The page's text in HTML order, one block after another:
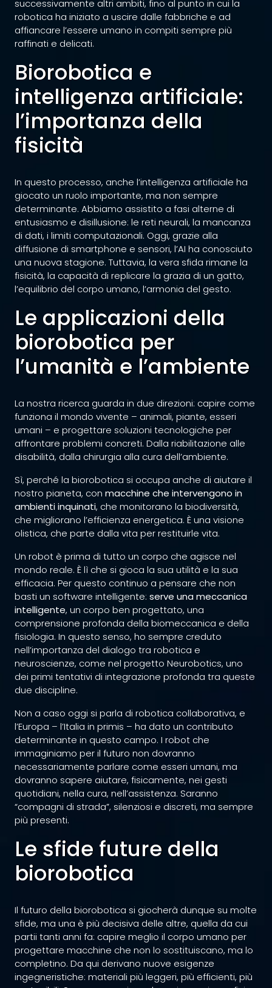
successivamente altri ambiti, fino al punto in cui la
robotica ha iniziato a uscire dalle fabbriche e ad
affiancare l’essere umano in compiti sempre più
raffinati e delicati.
Biorobotica e
intelligenza artificiale:
l’importanza della
fisicità
In questo processo, anche l’intelligenza artificiale ha
giocato un ruolo importante, ma non sempre
determinante. Abbiamo assistito a fasi alterne di
entusiasmo e disillusione: le reti neurali, la mancanza
di dati, i limiti computazionali. Oggi, grazie alla
diffusione di smartphone e sensori, l’AI ha conosciuto
una nuova stagione. Tuttavia, la vera sfida rimane la
fisicità, la capacità di replicare la grazia di un gatto,
l’equilibrio del corpo umano, l’armonia del gesto.
Le applicazioni della
biorobotica per
l’umanità e l’ambiente
La nostra ricerca guarda in due direzioni: capire come
funziona il mondo vivente – animali, piante, esseri
umani – e progettare soluzioni tecnologiche per
affrontare problemi concreti. Dalla riabilitazione alle
disabilità, dalla chirurgia alla cura dell’ambiente.
Sì, perché la biorobotica si occupa anche di aiutare il
nostro pianeta, con macchine che intervengono in
ambienti inquinati, che monitorano la biodiversità,
che migliorano l’efficienza energetica. È una visione
olistica, che parte dalla vita per restituirle vita.
Un robot è prima di tutto un corpo che agisce nel
mondo reale. È lì che si gioca la sua utilità e la sua
efficacia. Per questo continuo a pensare che non
basti un software intelligente: serve una meccanica
intelligente, un corpo ben progettato, una
comprensione profonda della biomeccanica e della
fisiologia. In questo senso, ho sempre creduto
nell’importanza del dialogo tra robotica e
neuroscienze, come nel progetto Neurobotics, uno
dei primi tentativi di integrazione profonda tra queste
due discipline.
Non a caso oggi si parla di robotica collaborativa, e
l’Europa – l’Italia in primis – ha dato un contributo
determinante in questo campo. I robot che
immaginiamo per il futuro non dovranno
necessariamente parlare come esseri umani, ma
dovranno sapere aiutare, fisicamente, nei gesti
quotidiani, nella cura, nell’assistenza. Saranno
“compagni di strada”, silenziosi e discreti, ma sempre
più presenti.
Le sfide future della
biorobotica
Il futuro della biorobotica si giocherà dunque su molte
sfide, ma una è più decisiva delle altre, quella da cui
partii tanti anni fa: capire meglio il corpo umano per
progettare macchine che non lo sostituiscano, ma lo
completino. Da qui derivano nuove esigenze
ingegneristiche: materiali più leggeri, più efficienti, più